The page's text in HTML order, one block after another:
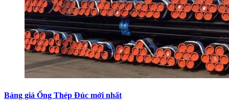
Bảng giá Ống Thép Đúc mới nhất